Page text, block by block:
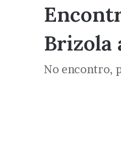
Brizola
No encontro,